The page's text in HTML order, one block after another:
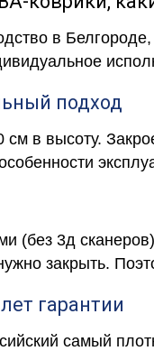
в
подход
в высоту.
(без 3д
закрыть.
гарантии
самый